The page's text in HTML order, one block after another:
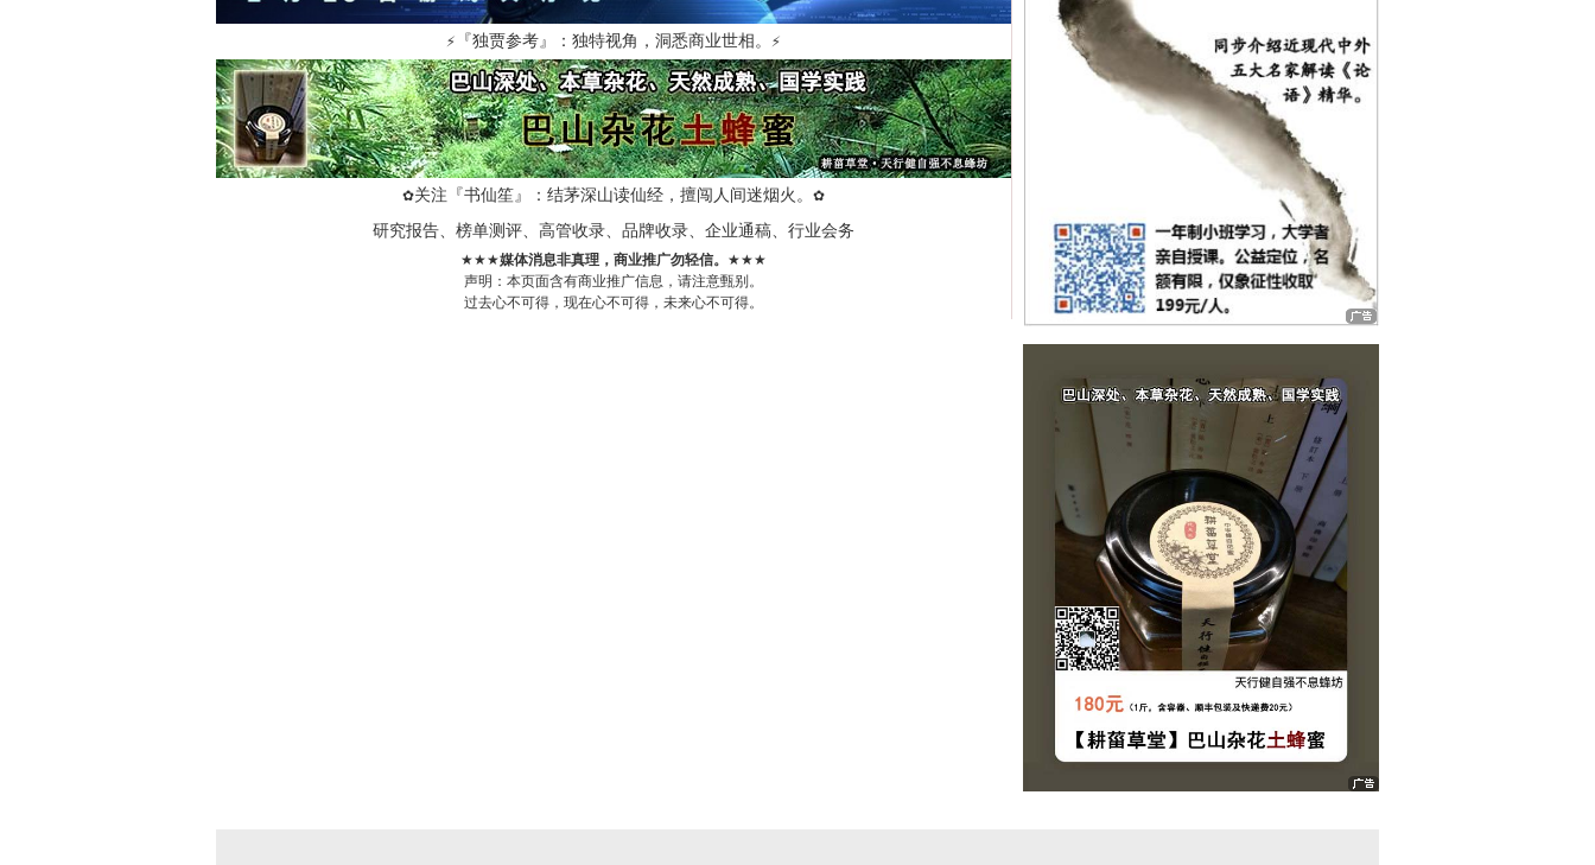
⚡ 『独贾参考』：独特视角，洞悉商业世相。 ⚡
✿关注『书仙笙』：结茅深山读仙经，擅闯人间迷烟火。 ✿
研究报告、榜单测评、高管收录、品牌收录、企业通稿、行业会务
★★★媒体消息非真理，商业推广勿轻信。 ★★★
声明：本页面含有商业推广信息，请注意甄别。
过去心不可得，现在心不可得，未来心不可得。